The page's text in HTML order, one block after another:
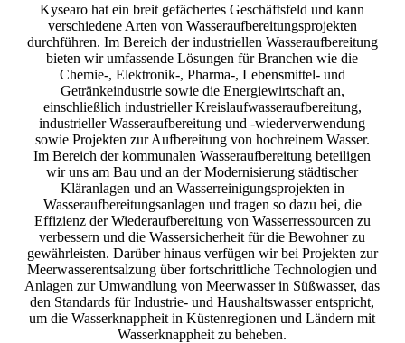
Kysearo hat ein breit gefächertes Geschäftsfeld und kann
verschiedene Arten von Wasseraufbereitungsprojekten
durchführen. Im Bereich der industriellen Wasseraufbereitung
bieten wir umfassende Lösungen für Branchen wie die
Chemie-, Elektronik-, Pharma-, Lebensmittel- und
Getränkeindustrie sowie die Energiewirtschaft an,
einschließlich industrieller Kreislaufwasseraufbereitung,
industrieller Wasseraufbereitung und -wiederverwendung
sowie Projekten zur Aufbereitung von hochreinem Wasser.
Im Bereich der kommunalen Wasseraufbereitung beteiligen
wir uns am Bau und an der Modernisierung städtischer
Kläranlagen und an Wasserreinigungsprojekten in
Wasseraufbereitungsanlagen und tragen so dazu bei, die
Effizienz der Wiederaufbereitung von Wasserressourcen zu
verbessern und die Wassersicherheit für die Bewohner zu
gewährleisten. Darüber hinaus verfügen wir bei Projekten zur
Meerwasserentsalzung über fortschrittliche Technologien und
Anlagen zur Umwandlung von Meerwasser in Süßwasser, das
den Standards für Industrie- und Haushaltswasser entspricht,
um die Wasserknappheit in Küstenregionen und Ländern mit
Wasserknappheit zu beheben.